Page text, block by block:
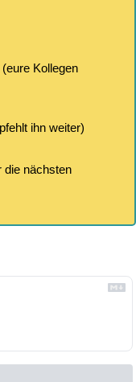
(eure Kollegen
ihn weiter)
die nächsten